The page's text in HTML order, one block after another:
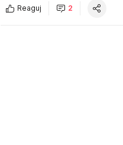
Reaguj 2